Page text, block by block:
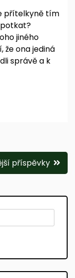
přítelkyně tím
jiného
že ona jediná
správě a k
příspěvky